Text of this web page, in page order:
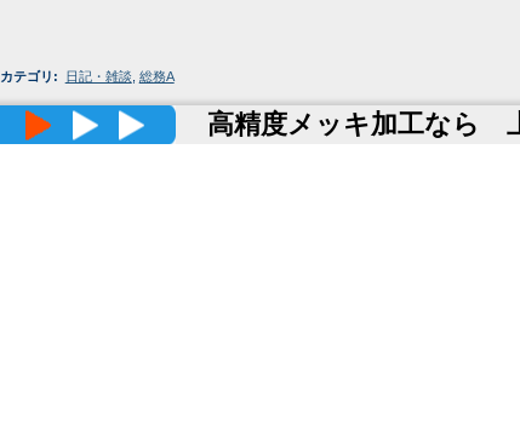
カテゴリ : 日記・雑談, 総務A
高精度メッキ加工なら 上